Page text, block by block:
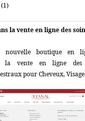
la vente en ligne des
nouvelle boutique en
la vente en ligne des
pour Cheveux,